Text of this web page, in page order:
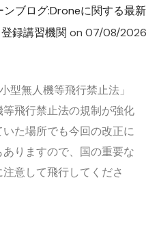
ンブログ:Droneに関する最新
登録講習機関 on 07/08/2026
型無人機等飛行禁止法」
飛行禁止法の規制が強化
た場所でも今回の改正に
りますので、国の重要な
意して飛行してくださ